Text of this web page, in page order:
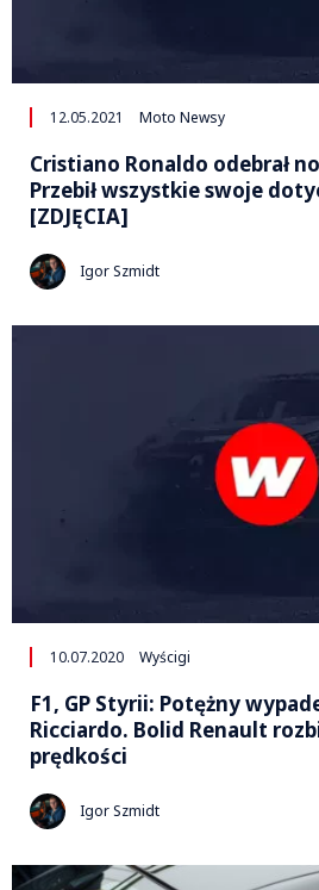
12.05.2021 Moto Newsy
Cristiano Ronaldo odebrał
Przebił wszystkie swoje
[ZDJĘCIA]
Igor Szmidt
10.07.2020 Wyścigi
F1, GP Styrii: Potężny
Ricciardo. Bolid Renault
prędkości
Igor Szmidt